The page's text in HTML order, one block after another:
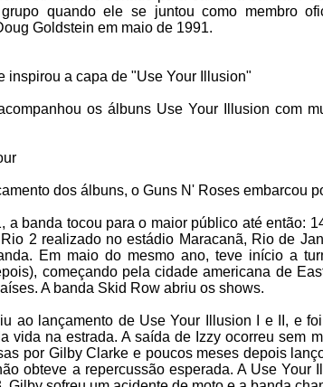
quando ele se juntou como membro
Goldstein em maio de 1991.
inspirou a capa de "Use Your Illusion"
os álbuns Use Your Illusion com
dos álbuns, o Guns N' Roses embarcou
a banda tocou para o maior público até então:
2 realizado no estádio Maracanã, Rio de
Em maio do mesmo ano, teve início a
começando pela cidade americana de
A banda Skid Row abriu os shows.
ao lançamento de Use Your Illusion I e II, e
vida na estrada. A saída de Izzy ocorreu sem
por Gilby Clarke e poucos meses depois
obteve a repercussão esperada. A Use